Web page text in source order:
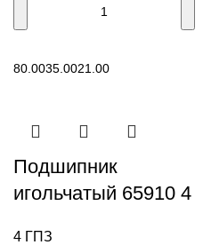
80.0035.0021.00
Подшипник
игольчатый 65910 4
4 ГПЗ